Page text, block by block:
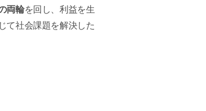
両輪を回し、利益を生
て社会課題を解決した